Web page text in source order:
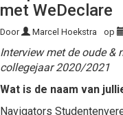
met WeDeclare
Door Marcel Hoekstra op
Interview met de oude &
collegejaar 2020/2021
Wat is de naam van
Navigators